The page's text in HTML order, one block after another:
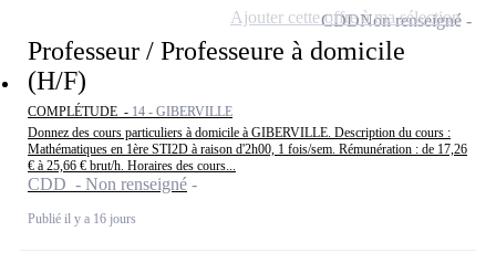
Professeur / Professeure à domicile
(H/F)
COMPLÉTUDE - 14 - GIBERVILLE
Donnez des cours particuliers à domicile à GIBERVILLE. Description du cours :
Mathématiques en 1ère STI2D à raison d'2h00, 1 fois/sem. Rémunération : de 17,26
€ à 25,66 € brut/h. Horaires des cours...
CDD - Non renseigné
Publié il y a 16 jours
CDDNon renseigné
Ajouter cette offre à ma sélection